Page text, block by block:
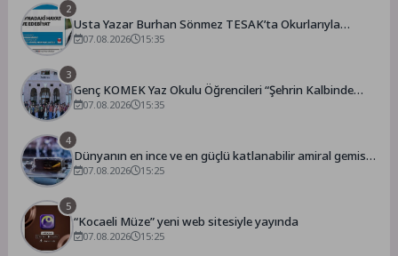
2
Usta Yazar Burhan Sönmez TESAK’ta Okurlarıyla
Buluşuyor
07.08.2026 15:35
3
Genç KOMEK Yaz Okulu Öğrencileri “Şehrin Kalbinde
Yolculuk” Yaptı
07.08.2026 15:35
4
Dünyanın en ince ve en güçlü katlanabilir amiral gemisi
HONOR Magic V6 Türkiye’de
07.08.2026 15:25
5
“Kocaeli Müze” yeni web sitesiyle yayında
07.08.2026 15:25